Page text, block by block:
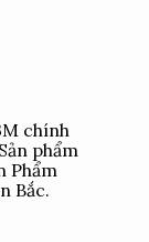
chính
phẩm
Phẩm
Bắc.